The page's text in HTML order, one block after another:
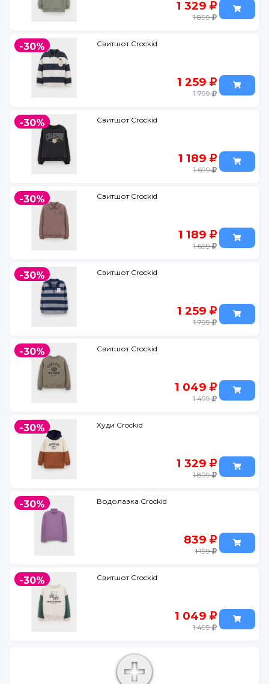
1 329
1 899
-30% Свитшот Crockid
1 259
1 799
-30% Свитшот Crockid
1 189
1 699
-30% Свитшот Crockid
1 189
1 699
-30% Свитшот Crockid
1 259
1 799
-30% Свитшот Crockid
1 049
1 499
-30% Худи Crockid
1 329
1 899
-30% Водолазка Crockid
839
1 199
-30% Свитшот Crockid
1 049
1 499